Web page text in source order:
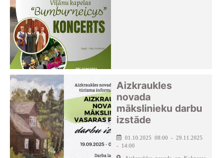
Aizkraukles
novada
mākslinieku darbu
izstāde
01.10.2025 08:00 - 29.11.2025
- 14:00